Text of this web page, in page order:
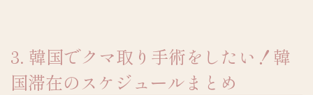
3. 韓国でクマ取り手術をしたい！韓
国滞在のスケジュールまとめ